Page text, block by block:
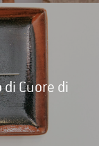
Cuore di